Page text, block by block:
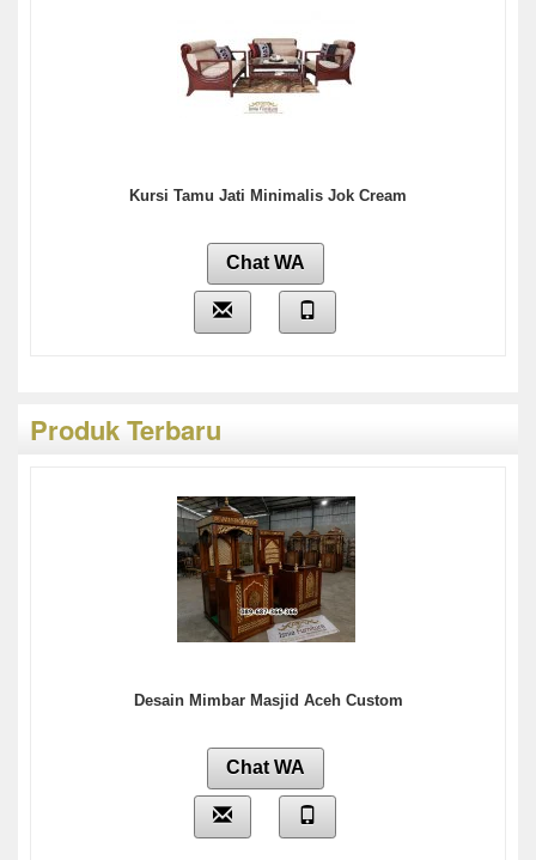
Kursi Tamu Jati Minimalis Jok Cream
Chat WA
Produk Terbaru
Desain Mimbar Masjid Aceh Custom
Chat WA